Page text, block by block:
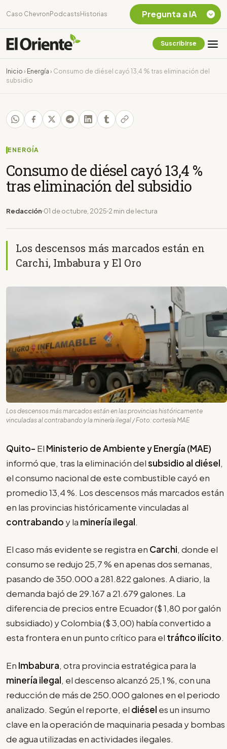
Caso Chevron Podcasts Historias
Suscribirse
Inicio › Energía › Consumo de diésel cayó 13,4 % tras eliminación del
subsidio
ENERGÍA
Consumo de diésel cayó 13,4 %
tras eliminación del subsidio
Redacción 01 de octubre, 2025 2 min de lectura
Los descensos más marcados están en
Carchi, Imbabura y El Oro
Los descensos más marcados están en las provincias históricamente
vinculadas al contrabando y la minería ilegal / Foto: cortesía MAE
Quito- El Ministerio de Ambiente y Energía (MAE)
informó que, tras la eliminación delsubsidio al diésel,
el consumo nacional de este combustible cayó en
promedio 13,4 %. Los descensos más marcados están
en las provincias históricamente vinculadas al
contrabando y la minería ilegal.
El caso más evidente se registra en Carchi, donde el
consumo se redujo 25,7 % en apenas dos semanas,
pasando de 350.000 a 281.822 galones. A diario, la
demanda bajó de 29.167 a 21.679 galones. La
diferencia de precios entre Ecuador ($ 1,80 por galón
subsidiado) y Colombia ($ 3,00) había convertido a
esta frontera en un punto crítico para el tráfico ilícito.
En Imbabura, otra provincia estratégica para la
minería ilegal, el descenso alcanzó 25,1 %, con una
reducción de más de 250.000 galones en el periodo
analizado. Según el reporte, el diésel es un insumo
clave en la operación de maquinaria pesada y bombas
de agua utilizadas en actividades ilegales.
Pregunta a IA
Chevron Ecuador